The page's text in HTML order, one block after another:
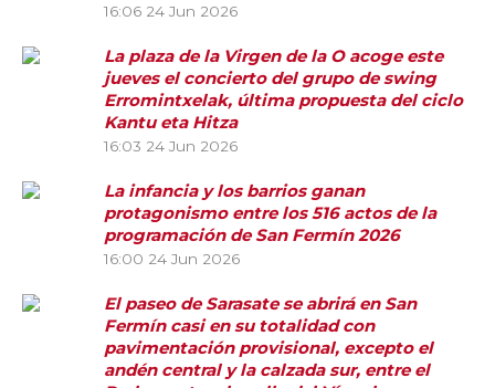
16:06 24 Jun 2026
La plaza de la Virgen de la O acoge este
jueves el concierto del grupo de swing
Erromintxelak, última propuesta del ciclo
Kantu eta Hitza
16:03 24 Jun 2026
La infancia y los barrios ganan
protagonismo entre los 516 actos de la
programación de San Fermín 2026
16:00 24 Jun 2026
El paseo de Sarasate se abrirá en San
Fermín casi en su totalidad con
pavimentación provisional, excepto el
andén central y la calzada sur, entre el